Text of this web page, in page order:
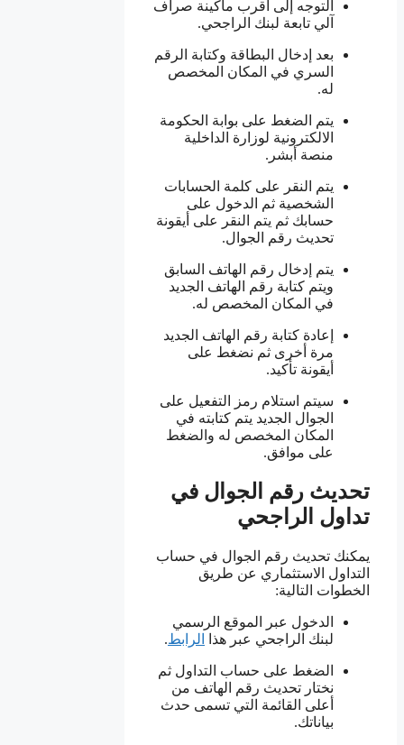
التوجه إلى أقرب ماكينة صراف
آلي تابعة لبنك الراجحي.
بعد إدخال البطاقة وكتابة الرقم
السري في المكان المخصص
له.
يتم الضغط على بوابة الحكومة
الالكترونية لوزارة الداخلية
منصة أبشر.
يتم النقر على كلمة الحسابات
الشخصية ثم الدخول على
حسابك ثم يتم النقر على أيقونة
تحديث رقم الجوال.
يتم إدخال رقم الهاتف السابق
ويتم كتابة رقم الهاتف الجديد
في المكان المخصص له.
إعادة كتابة رقم الهاتف الجديد
مرة أخرى ثم نضغط على
أيقونة تأكيد.
سيتم استلام رمز التفعيل على
الجوال الجديد يتم كتابته في
المكان المخصص له والضغط
على موافق.
تحديث رقم الجوال في
تداول الراجحي
يمكنك تحديث رقم الجوال في حساب
التداول الاستثماري عن طريق
الخطوات التالية:
الدخول عبر الموقع الرسمي
لبنك الراجحي عبر هذا
الرابط.
الضغط على حساب التداول ثم
نختار تحديث رقم الهاتف من
أعلى القائمة التي تسمى حدث
بياناتك.